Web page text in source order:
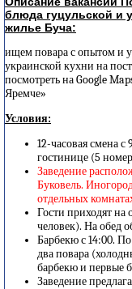
блюда гуцульской и
жилье Буча:
ищем повара с опытом и
украинской кухни на
посмотреть на Google
Яремче»
Условия:
12-часовая смена
гостинице (5
Заведение
Буковель.
отдельных
Гости приходят на
человек). На обед
Барбекю с 14:00.
два повара
барбекю и первые
Заведение